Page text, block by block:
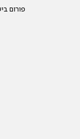
פורום